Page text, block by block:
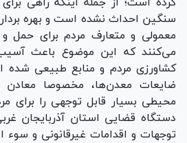
سنگین احداث نشده است و بهره
معمولی و متعارف مردم برای حمل
می‌کنند که این موضوع باعث
کشاورزی مردم و منابع طبیعی
ضایعات معدن‌ها، مخصوصا معادن
محیطی بسیار قابل توجهی را برای
دستگاه قضایی استان آذربایجان
توجهات و اقدامات غیرقانونی و سوء